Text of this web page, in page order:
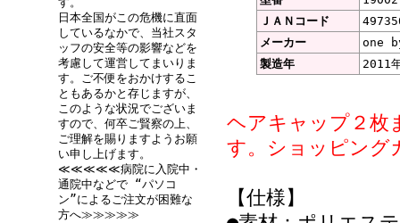
日本全国がこの危機に直面
しているなかで、当社スタ
ッフの安全等の影響などを
考慮して運営してまいりま
す。ご不便をおかけするこ
ともあるかと存じますが、
このような状況でございま
すので、何卒ご賢察の上、
ご理解を賜りますようお願
い申し上げます。
≪≪≪≪≪病院に入院中・
通院中などで “パソコ
ン”によるご注文が困難な
方へ≫≫≫≫≫
ＪＡＮコード
メーカー
one
製造年
2011
ヘアキャップ２枚
す。ショッピング
【仕様】